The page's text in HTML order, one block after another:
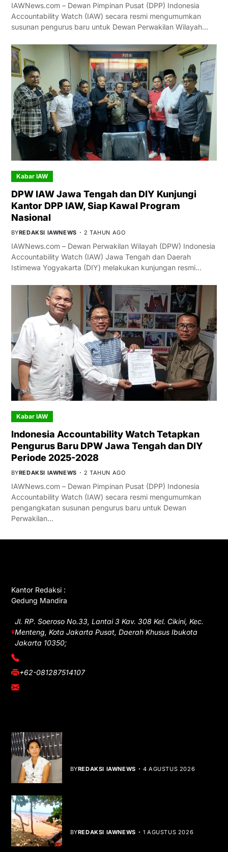
IAWNews.com – Dewan Pimpinan Pusat (DPP) Indonesia
Accountability Watch (IAW) secara resmi mengumumkan
susunan pengurus baru untuk Dewan Perwakilan Wilayah…
Kabar IAW
DPW IAW Jawa Tengah dan DIY Kunjungi
Kantor DPP IAW, Siap Kawal Program
Nasional
BYREDAKSI IAWNEWS 2 TAHUN AGO
IAWNews.com – Dewan Perwakilan Wilayah (DPW) Indonesia
Accountability Watch (IAW) Jawa Tengah dan Daerah
Istimewa Yogyakarta (DIY) melakukan kunjungan resmi…
Kabar IAW
Indonesia Accountability Watch Tetapkan
Pengurus Baru DPW Jawa Tengah dan DIY
Periode 2025-2028
BYREDAKSI IAWNEWS 2 TAHUN AGO
IAWNews.com – Dewan Pimpinan Pusat (DPP) Indonesia
Accountability Watch (IAW) secara resmi mengumumkan
pengangkatan susunan pengurus baru untuk Dewan
Perwakilan…
Kantor Redaksi :
Gedung Mandira
Jl. RP. Soeroso No.33, Lantai 3 Kav. 308 Kel. Cikini, Kec.
Menteng, Kota Jakarta Pusat, Daerah Khusus Ibukota
Jakarta 10350;
(021) 3908026
+62-081287514107
adm@iawnews.com
BYREDAKSI IAWNEWS 4 AGUSTUS 2026
BYREDAKSI IAWNEWS 1 AGUSTUS 2026